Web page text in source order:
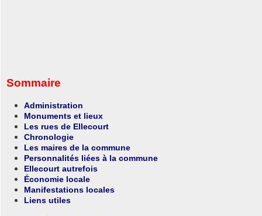
Sommaire
Administration
Monuments et lieux
Les rues de Ellecourt
Chronologie
Les maires de la commune
Personnalités liées à la commune
Ellecourt autrefois
Économie locale
Manifestations locales
Liens utiles